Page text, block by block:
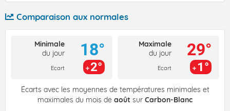
Comparaison aux normales
Minimale
du jour
Ecart
18°
2°
Maximale
du jour
Ecart
29°
1°
Écarts avec les moyennes de températures minimales et
maximales du mois de août sur Carbon-Blanc